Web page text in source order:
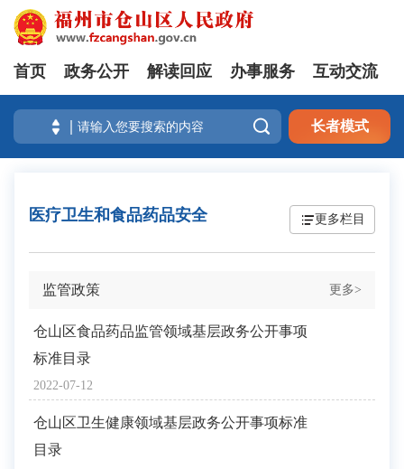
首页 政务公开 解读回应 办事服务 互动交流
 长者模式
医疗卫生和食品药品安全 更多栏目
监管政策 更多>
2022-07-12
仓山区食品药品监管领域基层政务公开事项
标准目录
仓山区卫生健康领域基层政务公开事项标准
目录